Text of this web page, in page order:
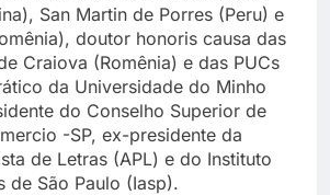
San Martin de Porres (Peru) e
doutor honoris causa das
Craiova (Romênia) e das PUCs
da Universidade do Minho
do Conselho Superior de
-SP, ex-presidente da
de Letras (APL) e do Instituto
de São Paulo (Iasp).